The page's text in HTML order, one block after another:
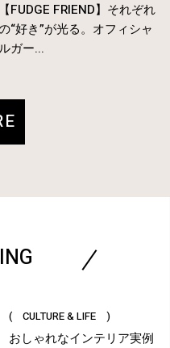
【FUDGE FRIEND】それぞれ
“好き”が光る。オフィシャ
ガー...
( CULTURE & LIFE )
おしゃれなインテリア実例